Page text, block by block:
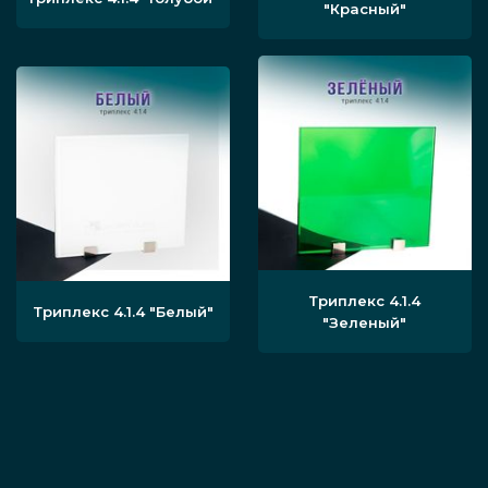
"Красный"
Триплекс 4.1.4"Белый"
Триплекс 4.1.4
"Зеленый"